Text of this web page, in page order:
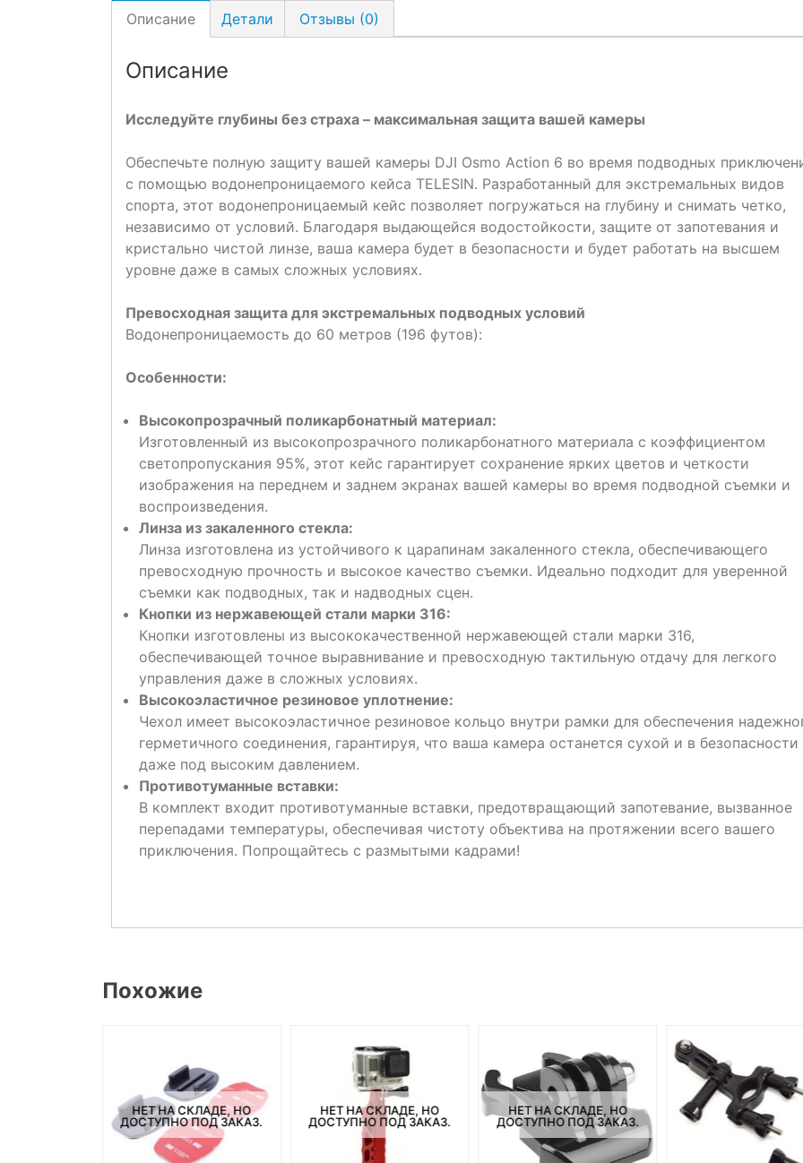
Описание Детали Отзывы (0)
Описание
Исследуйте глубины без страха – максимальная защита вашей камеры
Обеспечьте полную защиту вашей камеры DJI Osmo Action 6 во время подводных
с помощью водонепроницаемого кейса TELESIN. Разработанный для экстремальных видов
спорта, этот водонепроницаемый кейс позволяет погружаться на глубину и снимать четко,
независимо от условий. Благодаря выдающейся водостойкости, защите от запотевания и
кристально чистой линзе, ваша камера будет в безопасности и будет работать на высшем
уровне даже в самых сложных условиях.
Превосходная защита для экстремальных подводных условий
Водонепроницаемость до 60 метров (196 футов):
Особенности:
Высокопрозрачный поликарбонатный материал:
Изготовленный из высокопрозрачного поликарбонатного материала с коэффициентом
светопропускания 95%, этот кейс гарантирует сохранение ярких цветов и четкости
изображения на переднем и заднем экранах вашей камеры во время подводной съемки и
воспроизведения.
Линза из закаленного стекла:
Линза изготовлена ​​из устойчивого к царапинам закаленного стекла, обеспечивающего
превосходную прочность и высокое качество съемки. Идеально подходит для уверенной
съемки как подводных, так и надводных сцен.
Кнопки из нержавеющей стали марки 316:
Кнопки изготовлены из высококачественной нержавеющей стали марки 316,
обеспечивающей точное выравнивание и превосходную тактильную отдачу для легкого
управления даже в сложных условиях.
Высокоэластичное резиновое уплотнение:
Чехол имеет высокоэластичное резиновое кольцо внутри рамки для обеспечения
герметичного соединения, гарантируя, что ваша камера останется сухой и в безопасности
даже под высоким давлением.
Противотуманные вставки:
В комплект входит противотуманные вставки, предотвращающий запотевание, вызванное
перепадами температуры, обеспечивая чистоту объектива на протяжении всего вашего
приключения. Попрощайтесь с размытыми кадрами!
Похожие
НЕТ НА СКЛАДЕ, НО
ДОСТУПНО ПОД ЗАКАЗ.
НЕТ НА СКЛАДЕ, НО
ДОСТУПНО ПОД ЗАКАЗ.
НЕТ НА СКЛАДЕ, НО
ДОСТУПНО ПОД ЗАКАЗ.